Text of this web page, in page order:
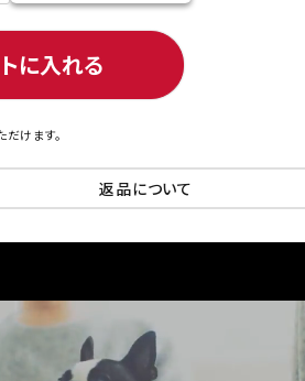
ネコポス対象商品一覧
に入れる
けます。
返品について